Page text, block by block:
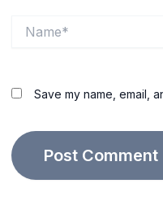
Save my name, email,